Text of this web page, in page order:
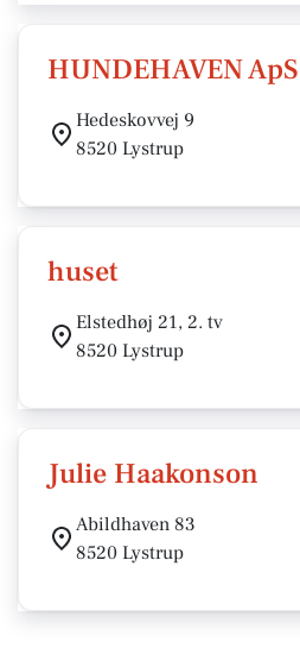
HUNDEHAVEN ApS
Hedeskovvej 9
8520 Lystrup
huset
Elstedhøj 21, 2. tv
8520 Lystrup
Julie Haakonson
Abildhaven 83
8520 Lystrup